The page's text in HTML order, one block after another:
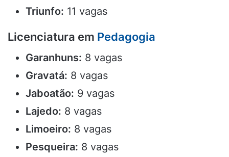
Triunfo: 11 vagas
Licenciatura em Pedagogia
Garanhuns: 8 vagas
Gravatá: 8 vagas
Jaboatão: 9 vagas
Lajedo: 8 vagas
Limoeiro: 8 vagas
Pesqueira: 8 vagas